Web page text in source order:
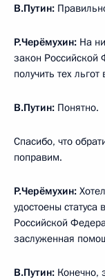
В.Путин:
Р.Черёмухин: На
закон Российской
получить тех
В.Путин: Понятно.
Спасибо, что
поправим.
Р.Черёмухин:
удостоены
Российской
заслуженная
В.Путин: Конечно,